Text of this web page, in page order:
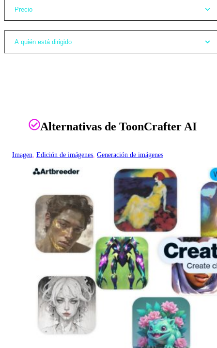
Precio
A quién está dirigido
Alternativas de ToonCrafter AI
Imagen, Edición de imágenes, Generación de imágenes